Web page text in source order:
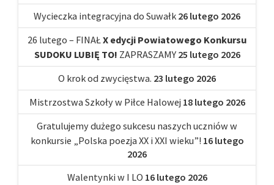
Wycieczka integracyjna do Suwałk 26 lutego 2026
26 lutego – FINAŁ X edycji Powiatowego Konkursu
SUDOKU LUBIĘ TO! ZAPRASZAMY 25 lutego 2026
O krok od zwycięstwa. 23 lutego 2026
Mistrzostwa Szkoły w Piłce Halowej 18 lutego 2026
Gratulujemy dużego sukcesu naszych uczniów w
konkursie „Polska poezja XX i XXI wieku”! 16 lutego
2026
Walentynki w I LO 16 lutego 2026